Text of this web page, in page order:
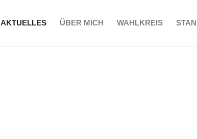
AKTUELLES ÜBER MICH WAHLKREIS